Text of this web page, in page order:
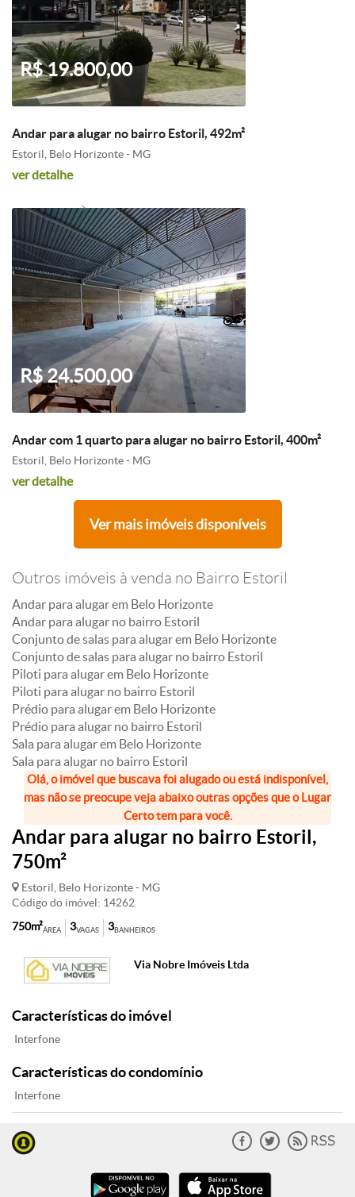
R$ 19.800,00
Andar para alugar no bairro Estoril, 492m²
Estoril, Belo Horizonte - MG
ver detalhe
R$ 24.500,00
Andar com 1 quarto para alugar no bairro Estoril, 400m²
Estoril, Belo Horizonte - MG
ver detalhe
Ver mais imóveis disponíveis
Outros imóveis à venda no Bairro Estoril
Andar para alugar em Belo Horizonte
Andar para alugar no bairro Estoril
Conjunto de salas para alugar em Belo Horizonte
Conjunto de salas para alugar no bairro Estoril
Piloti para alugar em Belo Horizonte
Piloti para alugar no bairro Estoril
Prédio para alugar em Belo Horizonte
Prédio para alugar no bairro Estoril
Sala para alugar em Belo Horizonte
Sala para alugar no bairro Estoril
Olá, o imóvel que buscava foi alugado ou está indisponível,
mas não se preocupe veja abaixo outras opções que o Lugar
Certo tem para você.
Andar para alugar no bairro Estoril,
750m²
Estoril, Belo Horizonte - MG
Código do imóvel: 14262
ÁREA
750m² VAGAS
3 BANHEIROS
3
Via Nobre Imóveis Ltda
Características do imóvel
Interfone
Características do condomínio
Interfone